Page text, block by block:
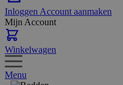
Inloggen Account aanmaken
Mijn Account
Winkelwagen
Menu